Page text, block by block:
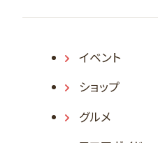
イベント
ショップ
グルメ